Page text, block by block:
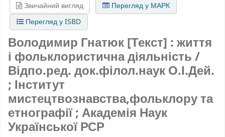
Звичайний вигляд
Перегляд у МАРК
Перегляд у ISBD
Володимир Гнатюк [Текст] : життя
і фольклористична діяльність /
Відпо.ред. док.філол.наук О.І.Дей.
; Інститут
мистецтвознавства,фольклору та
етнографії ; Академія Наук
Української РСР